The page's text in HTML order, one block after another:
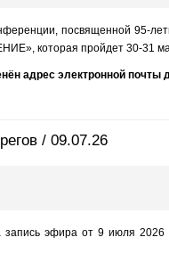
конференции,
пройдет 30-31 марта
адрес электронной почты
/ 09.07.26
эфира от 9 июля